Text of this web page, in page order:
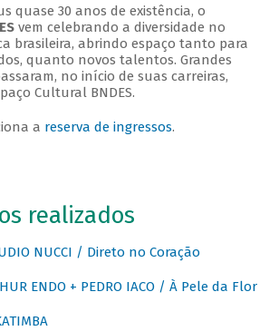
quase 30 anos de existência, o
vem celebrando a diversidade no
brasileira, abrindo espaço tanto para
quanto novos talentos. Grandes
no início de suas carreiras,
Cultural BNDES.
a reserva de ingressos.
realizados
NUCCI / Direto no Coração
ENDO + PEDRO IACO / À Pele da Flor